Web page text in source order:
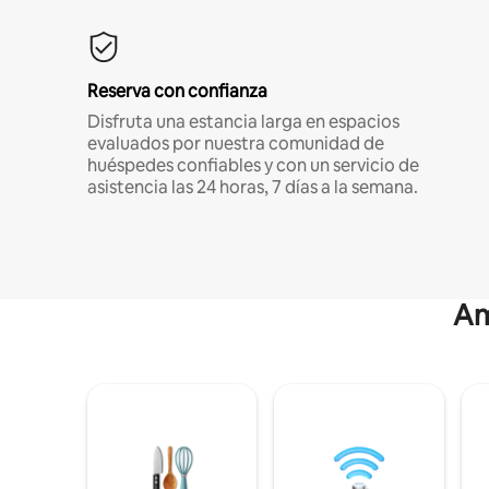
Reserva con confianza
Disfruta una estancia larga en espacios
evaluados por nuestra comunidad de
huéspedes confiables y con un servicio de
asistencia las 24 horas, 7 días a la semana.